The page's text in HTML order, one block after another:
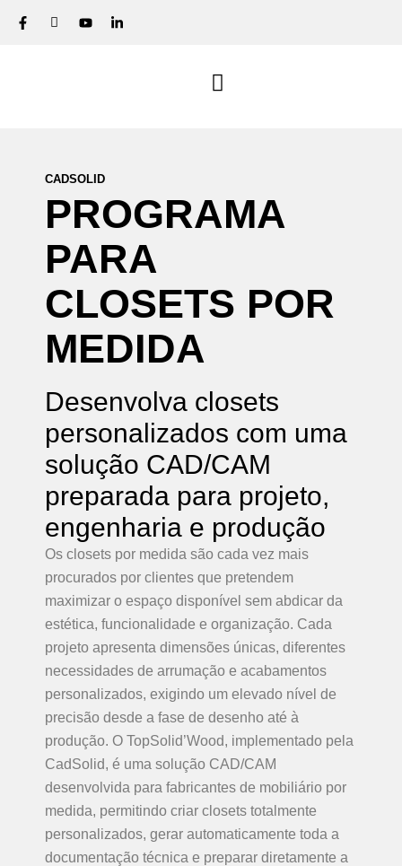
CADSOLID
PROGRAMA
PARA
CLOSETS POR
MEDIDA
Desenvolva closets
personalizados com uma
solução CAD/CAM
preparada para projeto,
engenharia e produção
Os closets por medida são cada vez mais
procurados por clientes que pretendem
maximizar o espaço disponível sem abdicar da
estética, funcionalidade e organização. Cada
projeto apresenta dimensões únicas, diferentes
necessidades de arrumação e acabamentos
personalizados, exigindo um elevado nível de
precisão desde a fase de desenho até à
produção. O TopSolid’Wood, implementado pela
CadSolid, é uma solução CAD/CAM
desenvolvida para fabricantes de mobiliário por
medida, permitindo criar closets totalmente
personalizados, gerar automaticamente toda a
documentação técnica e preparar diretamente a